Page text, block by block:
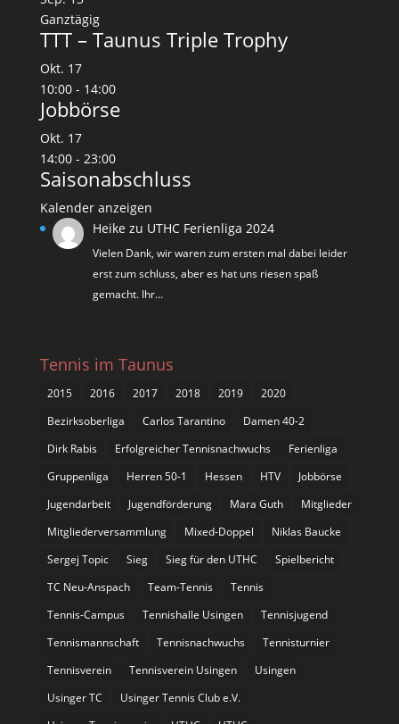
Ganztägig
TTT – Taunus Triple Trophy
Okt. 17
10:00- 14:00
Jobbörse
Okt. 17
14:00- 23:00
Saisonabschluss
Kalender anzeigen
Heike zu UTHC Ferienliga 2024
Vielen Dank, wir waren zum ersten mal dabei leider
erst zum schluss, aber es hat uns riesen spaß
gemacht. Ihr…
Tennis im Taunus
2015 2016 2017 2018 2019
2020
Bezirksoberliga
Carlos Tarantino
Damen 40-2
Dirk Rabis
Erfolgreicher Tennisnachwuchs
Ferienliga
Gruppenliga
Herren 50-1 Hessen HTV
Jobbörse
Jugendarbeit
Jugendförderung Mara Guth
Mitglieder
Mitgliederversammlung
Mixed-Doppel
Niklas Baucke
Sergej Topic
Sieg Sieg für den UTHC
Spielbericht
TC Neu-Anspach
Team-Tennis
Tennis
Tennis-Campus
Tennishalle Usingen
Tennisjugend
Tennismannschaft
Tennisnachwuchs
Tennisturnier
Tennisverein
Tennisverein Usingen
Usingen
Usinger TC
Usinger Tennis Club e.V.